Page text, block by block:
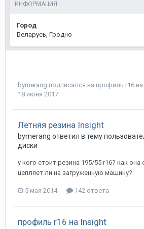
ИНФОРМАЦИЯ
Город
Беларусь, Гродно
bymerang подписался на профиль r16
18 июня 2017
Летняя резина Insight
bymerang ответил в тему
диски
у кого стоит резина 195/55 r16? как она
цепляет ли на загруженную машину?
5 мая 2014 142 ответа
профиль r16 на Insight